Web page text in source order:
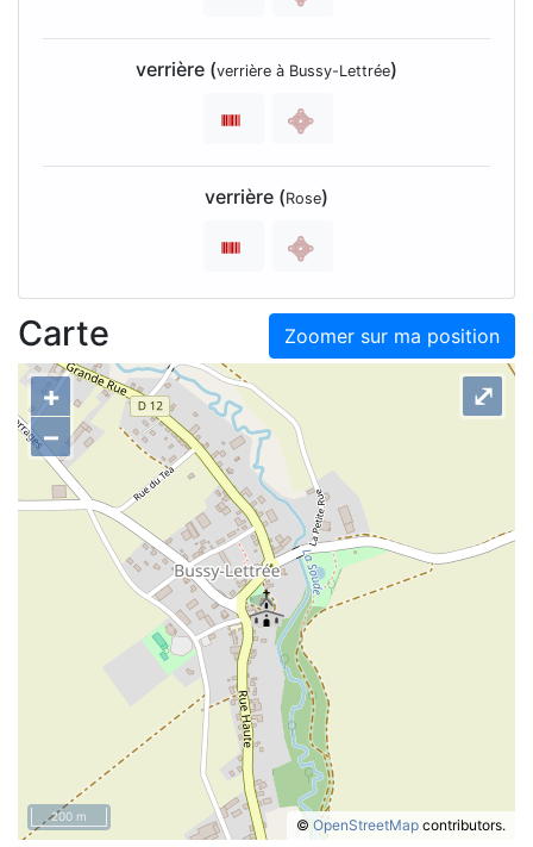
verrière (verrière à Bussy-Lettrée)
verrière (Rose)
Zoomer sur ma position
Carte
+
–
© OpenStreetMap contributors.
⤢
200 m